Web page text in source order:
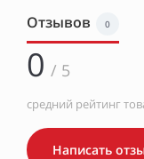
Отзывов 0
0 / 5
средний рейтинг
Написать